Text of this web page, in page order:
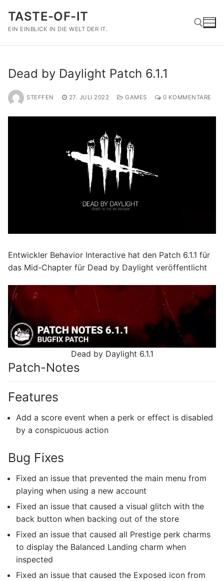
Inhalt
springen
TASTE-OF-IT
EIN EINBLICK IN DIE WELT DER IT.
Dead by Daylight Patch 6.1.1
STEFFEN 27. JULI 2022 GAMES 0 KOMMENTARE
Entwickler Behavior Interactive hat den Patch 6.1.1 für
das Mid-Chapter für Dead by Daylight veröffentlicht
Dead by Daylight 6.1.1
Patch-Notes
Features
Add a score event when a perk or effect is disabled
by a conspicuous action
Bug Fixes
Fixed an issue that prevented the main menu from
playing when using a new account
Fixed an issue that caused a visual glitch with the
back button when backing out of the store
Fixed an issue that caused all Prestige perk charms
to display the Balanced Landing charm when
inspected
Fixed an issue that caused the Exposed icon from